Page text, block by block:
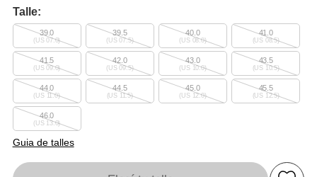
Talle:
Guia de talles
39.0
(US 07.0)
39.5
(US 07.5)
40.0
(US 08.0)
41.0
(US 08.5)
41.5
(US 09.0)
42.0
(US 09.5)
43.0
(US 10.0)
43.5
(US 10.5)
44.0
(US 11.0)
44.5
(US 11.5)
45.0
(US 12.0)
45.5
(US 12.5)
46.0
(US 13.0)